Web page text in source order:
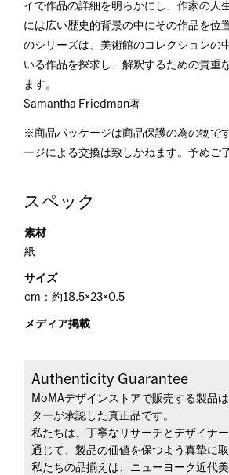
イで作品の詳細を明らかにし、作家の人
には広い歴史的背景の中にその作品を位
のシリーズは、美術館のコレクションの
いる作品を探求し、解釈するための貴重
ます。
Samantha Friedman著
※商品パッケージは商品保護の為の物で
ージによる交換は致しかねます。予めご
スペック
素材
紙
サイズ
cm：約18.5×23×0.5
メディア掲載
Authenticity Guarantee
MoMAデザインストアで販売する製品
ターが承認した真正品です。
私たちは、丁寧なリサーチとデザイナ
通じて、製品の価値を保つよう真摯に取
私たちの品揃えは、ニューヨーク近代